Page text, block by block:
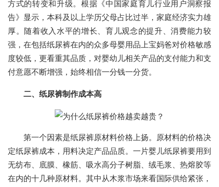
方式的转变和升级。根据《中国家庭育儿行业用户洞察报
告》显示，本科及以上学历父母占比过半，家庭经济实力雄
厚。随着收入水平的增长、育儿观念的提升、消费能力较
强，在包括纸尿裤在内的众多母婴用品上宝妈爸对价格敏感
度较低，更看重其品质，对婴幼儿相关产品的支付能力和支
付意愿不断增强，始终相信一分钱一分货。
二、纸尿裤制作成本高
第一个因素是纸尿裤原材料价格上扬。原材料的价格决
定纸尿裤成本，用料决定产品品质。一片婴儿纸尿裤要用到
无纺布、底膜、橡筋、吸水高分子树脂、绒毛浆、热熔胶等
在内的十几种原材料。其中从木浆市场来看国际供给紧张，